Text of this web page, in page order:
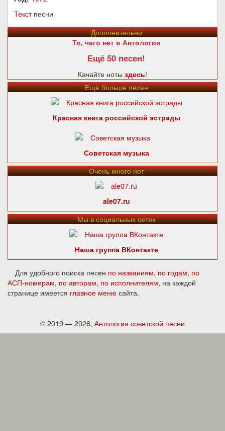
Текстпесни
Дополнительно
То, чего нет в Антологии
Ещё 50 песен!
Качайте ноты здесь!
Ещё больше песен
Красная книга российской эстрады
Советская музыка
Очень много нот
ale07.ru
Мы в социальных сетях
Наша группа ВКонтакте
Для удобного поиска песен по названиям, по годам, по
АСП-номерам, по авторам, по исполнителям, на каждой
странице имеется главное меню сайта.
© 2019 — 2026, Антология советской песни